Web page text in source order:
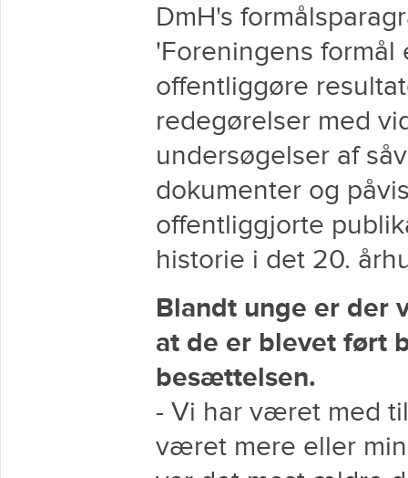
DmH's
'Foreningens
offentliggøre
redegørelser med
undersøgelser af
dokumenter og
offentliggjorte
historie i det 20.
Blandt unge er der
at de er blevet ført
besættelsen.
- Vi har været med
været mere eller